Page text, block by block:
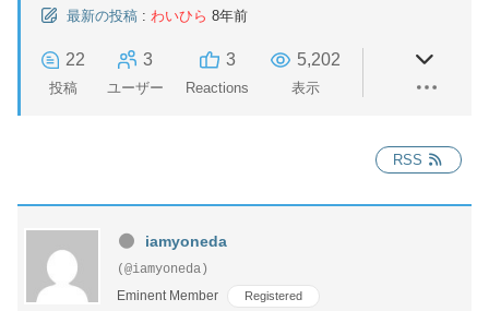
最新の投稿 : わいひら 8年前
22
投稿
3
ユーザー
3
Reactions
5,202
表示
RSS
iamyoneda
(@iamyoneda)
Eminent Member
Registered